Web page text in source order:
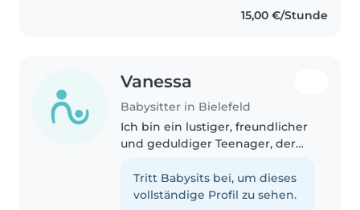
through drawing, crafts, music,
15,00 €/Stunde
Vanessa
Babysitter in Bielefeld
Ich bin ein lustiger, freundlicher
und geduldiger Teenager, der
ihnen bei den Hausaufgaben
hilft. Ich habe Erfahrung mit
Tritt Babysits bei, um dieses
vollständige Profil zu sehen.